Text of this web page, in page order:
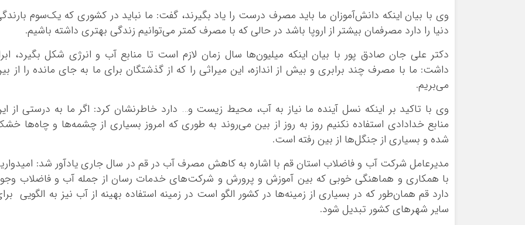
وی با بیان اینکه دانش‌آموزان ما باید مصرف درست را یاد بگیرند، گفت: ما نباید در کشوری که یک‌سوم
دنیا را دارد مصرفمان بیشتر از اروپا باشد در حالی که با مصرف کمتر می‌توانیم زندگی بهتری داشته باشیم.
دکتر علی جان صادق پور با بیان اینکه میلیون‌ها سال زمان لازم است تا منابع آب و انرژی شکل بگیرد،
داشت: ما با مصرف چند برابری و بیش از اندازه، این میراثی را که از گذشتگان برای ما به جای مانده را از
می‌بریم.
وی با تاکید بر اینکه نسل آینده ما نیاز به آب، محیط زیست و… دارد خاطرنشان کرد: اگر ما به درستی از
منابع خدادادی استفاده نکنیم روز به روز از بین می‌روند به طوری که امروز بسیاری از چشمه‌ها و چاه‌ها
شده و بسیاری از جنگل‌ها از بین رفته است.
مدیرعامل شرکت آب و فاضلاب استان قم با اشاره به کاهش مصرف آب در قم در سال جاری یادآور شد:
با همکاری و هماهنگی خوبی که بین آموزش و پرورش و شرکت‌های خدمات رسان از جمله آب و فاضلاب
دارد قم همان‌طور که در بسیاری از زمینه‌ها در کشور الگو است در زمینه استفاده بهینه از آب نیز به الگویی
سایر شهرهای کشور تبدیل شود.